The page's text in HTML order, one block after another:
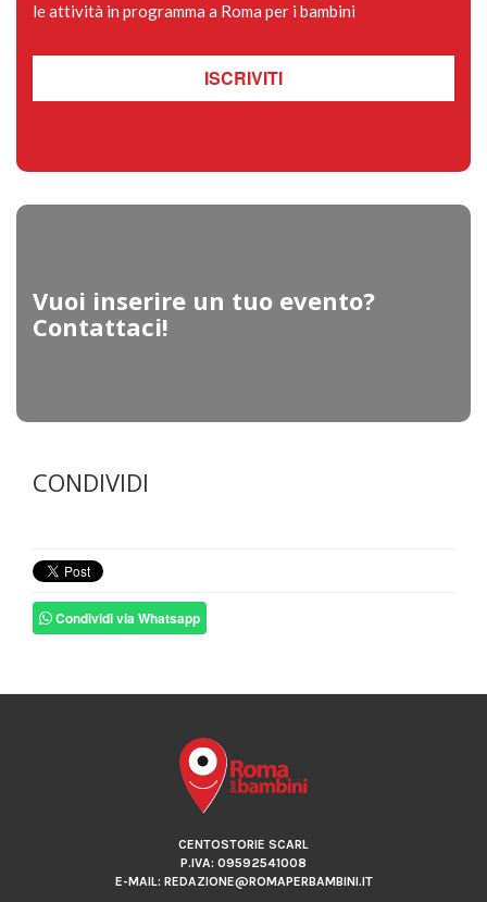
le attività in programma a Roma per i bambini
ISCRIVITI
Vuoi inserire un tuo evento?
Contattaci!
CONDIVIDI
Condividi via Whatsapp
CENTOSTORIE SCARL
P.IVA: 09592541008
E-MAIL: REDAZIONE@ROMAPERBAMBINI.IT